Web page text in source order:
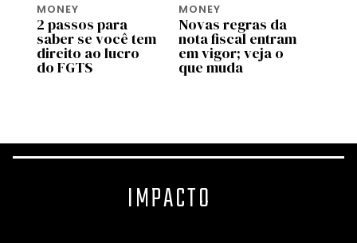
MONEY
2 passos para
saber se você tem
direito ao lucro
do FGTS
MONEY
Novas regras da
nota fiscal entram
em vigor; veja o
que muda
IMPACTO